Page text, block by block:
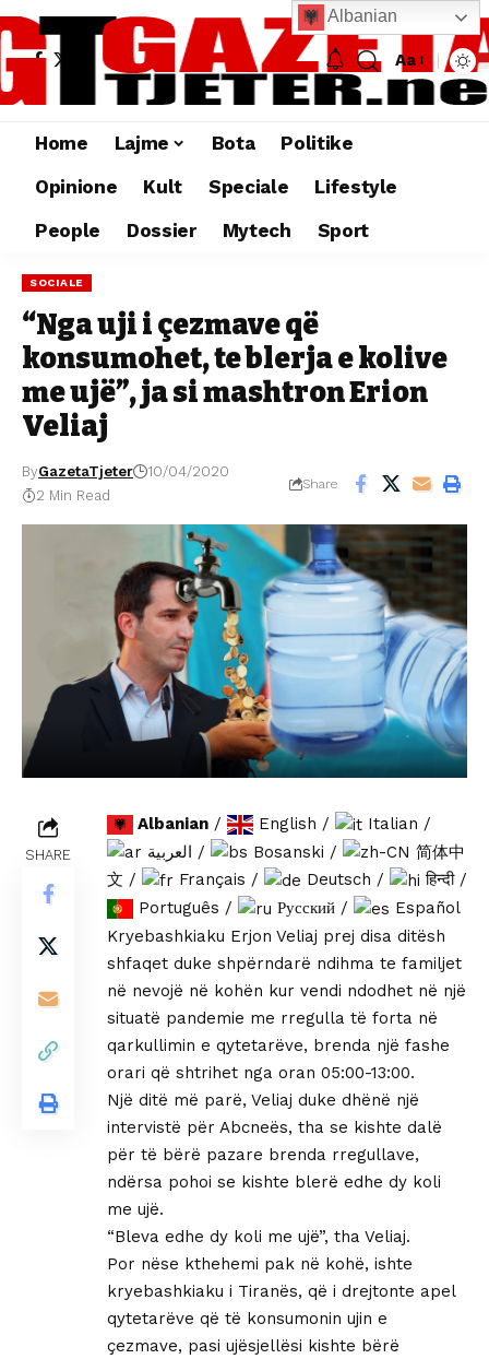
Aa
Home Lajme Bota
Politike
Opinione
Kult Speciale
Lifestyle
People
Dossier Mytech Sport
SOCIALE
“Nga uji i çezmave që
konsumohet, te blerja e kolive
me ujë”, ja si mashtron Erion
Veliaj
ByGazetaTjeter
10/04/2020
2 Min Read
Share
SHARE
Albanian / English / Italian /
العربية / Bosanski /
简体中
文 / Français / Deutsch / हिन्दी/
Português / Русский /
Español
Kryebashkiaku Erjon Veliaj prej disa ditësh
shfaqet duke shpërndarë ndihma te familjet
në nevojë në kohën kur vendi ndodhet në një
situatë pandemie me rregulla të forta në
qarkullimin e qytetarëve, brenda një fashe
orari që shtrihet nga oran 05:00-13:00.
Një ditë më parë, Veliaj duke dhënë një
intervistë për Abcneës, tha se kishte dalë
për të bërë pazare brenda rregullave,
ndërsa pohoi se kishte blerë edhe dy koli
me ujë.
“Bleva edhe dy koli me ujë”, tha Veliaj.
Por nëse kthehemi pak në kohë, ishte
kryebashkiaku i Tiranës, që i drejtonte apel
qytetarëve që të konsumonin ujin e
çezmave, pasi ujësjellësi kishte bërë
Albanian